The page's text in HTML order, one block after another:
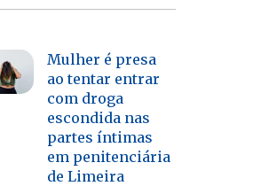
Mulher é presa
ao tentar entrar
com droga
escondida nas
partes íntimas
em penitenciária
de Limeira